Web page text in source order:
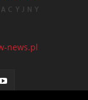
news.pl